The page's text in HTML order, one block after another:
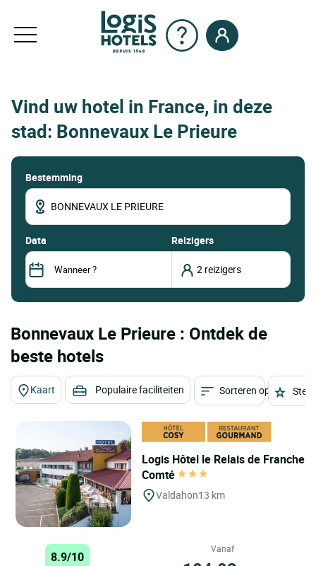
Vind uw hotel in France, in deze
stad: Bonnevaux Le Prieure
Bestemming
data Reizigers
Bonnevaux Le Prieure : Ontdek de
beste hotels
Kaart Populaire faciliteiten Sorteren op
Logis Hôtel le Relais de Franche
Comté
Valdahon13 km
8.9/10
Vanaf